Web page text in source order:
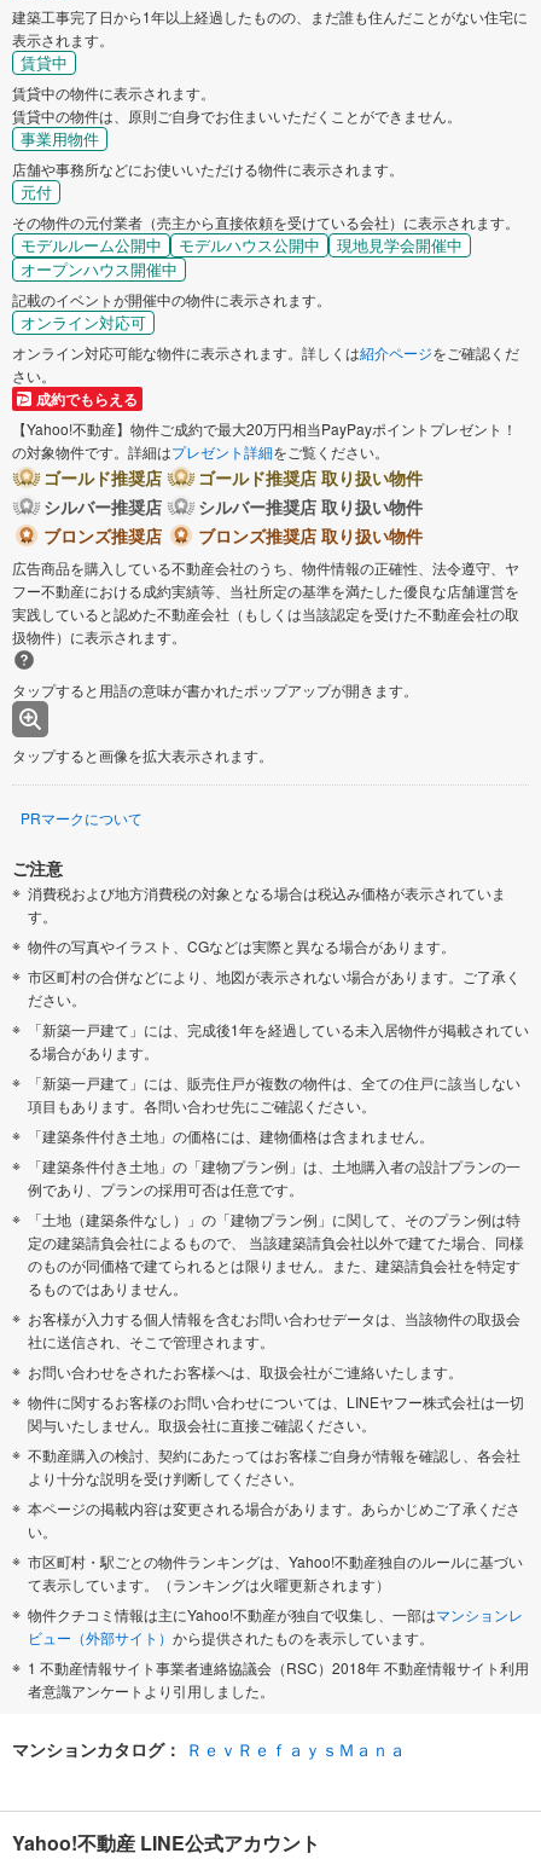
建築工事完了日から1年以上経過したものの、まだ誰も住んだことがない住宅に
表示されます。
賃貸中
賃貸中の物件に表示されます。
賃貸中の物件は、原則ご自身でお住まいいただくことができません。
事業用物件
店舗や事務所などにお使いいただける物件に表示されます。
元付
その物件の元付業者（売主から直接依頼を受けている会社）に表示されます。
モデルルーム公開中 モデルハウス公開中
現地見学会開催中
オープンハウス開催中
記載のイベントが開催中の物件に表示されます。
オンライン対応可
オンライン対応可能な物件に表示されます。詳しくは紹介ページをご確認くだ
さい。
成約でもらえる
【Yahoo!不動産】物件ご成約で最大20万円相当PayPayポイントプレゼント！
の対象物件です。詳細はプレゼント詳細をご覧ください。
ゴールド推奨店
ゴールド推奨店 取り扱い物件
シルバー推奨店
シルバー推奨店 取り扱い物件
ブロンズ推奨店
ブロンズ推奨店 取り扱い物件
広告商品を購入している不動産会社のうち、物件情報の正確性、法令遵守、ヤ
フー不動産における成約実績等、当社所定の基準を満たした優良な店舗運営を
実践していると認めた不動産会社（もしくは当該認定を受けた不動産会社の取
扱物件）に表示されます。
タップすると用語の意味が書かれたポップアップが開きます。
タップすると画像を拡大表示されます。
PRマークについて
ご注意
消費税および地方消費税の対象となる場合は税込み価格が表示されていま
す。
物件の写真やイラスト、CGなどは実際と異なる場合があります。
市区町村の合併などにより、地図が表示されない場合があります。ご了承く
ださい。
「新築一戸建て」には、完成後1年を経過している未入居物件が掲載されてい
る場合があります。
「新築一戸建て」には、販売住戸が複数の物件は、全ての住戸に該当しない
項目もあります。各問い合わせ先にご確認ください。
「建築条件付き土地」の価格には、建物価格は含まれません。
「建築条件付き土地」の「建物プラン例」は、土地購入者の設計プランの一
例であり、プランの採用可否は任意です。
「土地（建築条件なし）」の「建物プラン例」に関して、そのプラン例は特
定の建築請負会社によるもので、 当該建築請負会社以外で建てた場合、同様
のものが同価格で建てられるとは限りません。また、建築請負会社を特定す
るものではありません。
お客様が入力する個人情報を含むお問い合わせデータは、当該物件の取扱会
社に送信され、そこで管理されます。
お問い合わせをされたお客様へは、取扱会社がご連絡いたします。
物件に関するお客様のお問い合わせについては、LINEヤフー株式会社は一切
関与いたしません。取扱会社に直接ご確認ください。
不動産購入の検討、契約にあたってはお客様ご自身が情報を確認し、各会社
より十分な説明を受け判断してください。
本ページの掲載内容は変更される場合があります。あらかじめご了承くださ
い。
市区町村・駅ごとの物件ランキングは、Yahoo!不動産独自のルールに基づい
て表示しています。（ランキングは火曜更新されます）
物件クチコミ情報は主にYahoo!不動産が独自で収集し、一部はマンションレ
ビュー（外部サイト） から提供されたものを表示しています。
1 不動産情報サイト事業者連絡協議会（RSC）2018年 不動産情報サイト利用
者意識アンケートより引用しました。
マンションカタログ： ＲｅｖＲｅｆａｙｓＭａｎａ
Yahoo!不動産 LINE公式アカウント